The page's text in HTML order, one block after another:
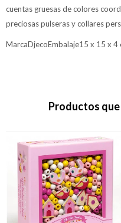
cuentas gruesas de colores
preciosas pulseras y collares
MarcaDjecoEmbalaje15 x 15 x
Productos